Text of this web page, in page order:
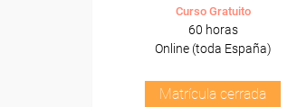
Curso Gratuito
60 horas
Online (toda España)
Matrícula cerrada